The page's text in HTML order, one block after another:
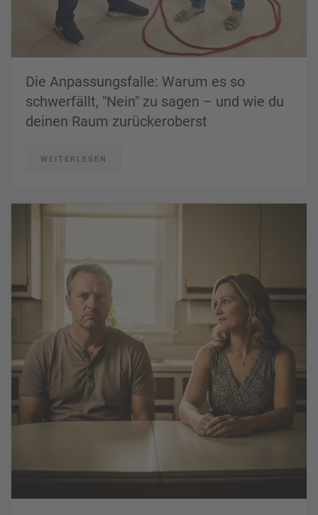
Die Anpassungsfalle: Warum es so
schwerfällt, "Nein" zu sagen – und wie du
deinen Raum zurückeroberst
WEITERLESEN